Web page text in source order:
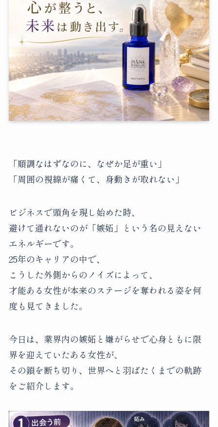
「順調なはずなのに、なぜか足が重い」
「周囲の視線が痛くて、身動きが取れない」
ビジネスで頭角を現し始めた時、
避けて通れないのが「嫉妬」という名の見えない
エネルギーです。
25年のキャリアの中で、
こうした外側からのノイズによって、
才能ある女性が本来のステージを奪われる姿を何
度も見てきました。
今日は、業界内の嫉妬と嫌がらせで心身ともに限
界を迎えていたある女性が、
その鎖を断ち切り、世界へと羽ばたくまでの軌跡
をご紹介します。